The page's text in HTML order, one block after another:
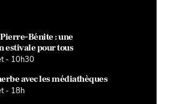
Bénite : une
estivale pour tous
- 10h30
avec les médiathèques
- 18h